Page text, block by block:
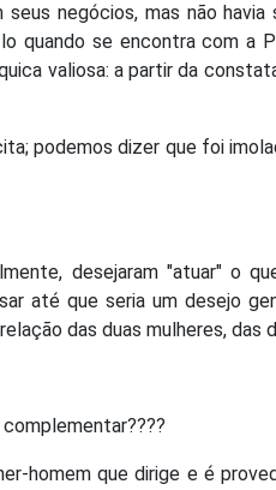
negócios, mas não havia
quando se encontra com a
valiosa: a partir da
podemos dizer que foi
desejaram "atuar" o
até que seria um desejo
das duas mulheres, das
homem que dirige e é